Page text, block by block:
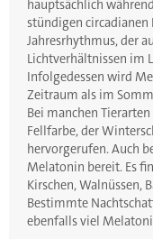
hauptsächlich
stündigen circadianen
Jahresrhythmus, der
Lichtverhältnissen im
Infolgedessen wird
Zeitraum als im
Bei manchen
Fellfarbe, der
hervorgerufen. Auch
Melatonin bereit. Es
Kirschen, Walnüssen,
Bestimmte
ebenfalls viel